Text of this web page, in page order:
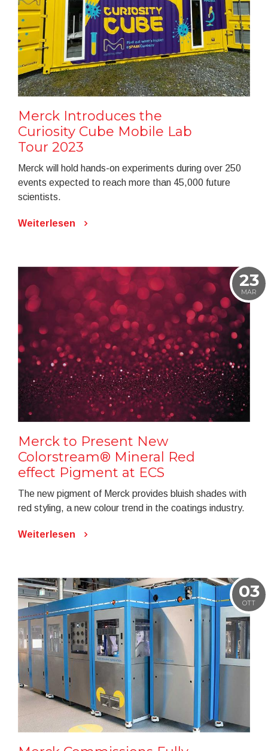
Merck Introduces the
Curiosity Cube Mobile Lab
Tour 2023
Merck will hold hands-on experiments during over 250
events expected to reach more than 45,000 future
scientists.
Weiterlesen
23
MAR
Merck to Present New
Colorstream® Mineral Red
effect Pigment at ECS
The new pigment of Merck provides bluish shades with
red styling, a new colour trend in the coatings industry.
Weiterlesen
03
OTT